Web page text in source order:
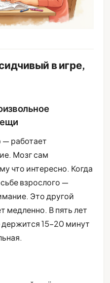
в игре,
— работает
Мозг сам
что интересно. Когда
взрослого —
Это другой
медленно. В пять лет
15-20 минут